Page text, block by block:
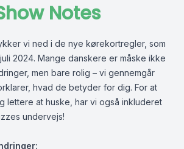
Notes
vi ned i de nye kørekortregler, som
2024. Mange danskere er måske ikke
men bare rolig – vi gennemgår
hvad de betyder for dig. For at
lettere at huske, har vi også inkluderet
undervejs!